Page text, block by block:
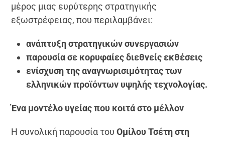
μέρος μιας ευρύτερης στρατηγικής
εξωστρέφειας, που περιλαμβάνει:
ανάπτυξη στρατηγικών συνεργασιών
παρουσία σε κορυφαίες διεθνείς εκθέσεις
ενίσχυση της αναγνωρισιμότητας των
ελληνικών προϊόντων υψηλής τεχνολογίας.
Ένα μοντέλο υγείας που κοιτά στο μέλλον
Η συνολική παρουσία τουΟμίλου Τσέτη στη